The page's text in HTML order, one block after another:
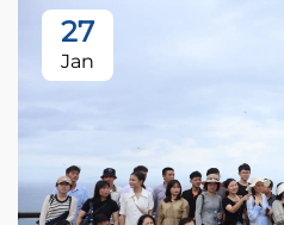
27
Jan